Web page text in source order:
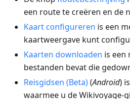
een route te creëren en de
Kaart configureren is een
kaartweergave kunt
Kaarten downloaden is een
bestanden bevat die
Reisgidsen (Beta)(Android)
waarmee u de Wikivoyage-